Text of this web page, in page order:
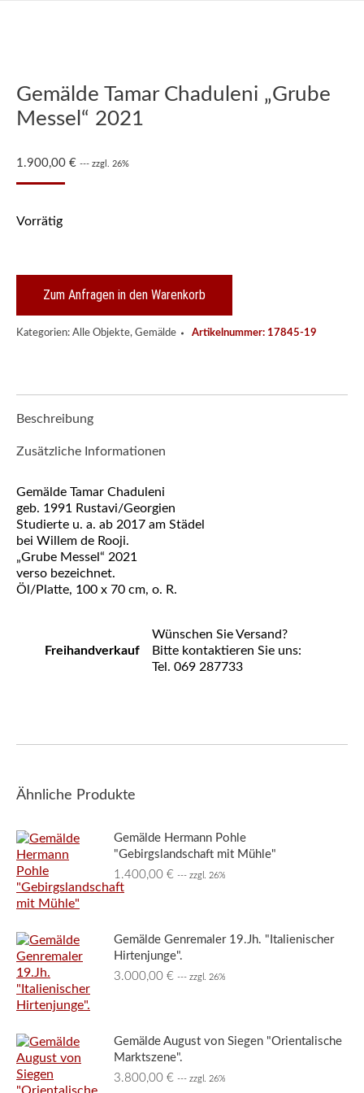
Gemälde Tamar Chaduleni „Grube
Messel“ 2021
1.900,00 € --- zzgl. 26%
Vorrätig
Zum Anfragen in den Warenkorb
Kategorien: Alle Objekte, Gemälde Artikelnummer: 17845-19
Beschreibung
Zusätzliche Informationen
Gemälde Tamar Chaduleni
geb. 1991 Rustavi/Georgien
Studierte u. a. ab 2017 am Städel
bei Willem de Rooji.
„Grube Messel“ 2021
verso bezeichnet.
Öl/Platte, 100 x 70 cm, o. R.
Freihandverkauf
Wünschen Sie Versand?
Bitte kontaktieren Sie uns:
Tel. 069 287733
Ähnliche Produkte
Gemälde Hermann Pohle
"Gebirgslandschaft mit Mühle"
1.400,00 € --- zzgl. 26%
Gemälde Genremaler 19.Jh. "Italienischer
Hirtenjunge".
3.000,00 € --- zzgl. 26%
Gemälde August von Siegen "Orientalische
Marktszene".
3.800,00 € --- zzgl. 26%